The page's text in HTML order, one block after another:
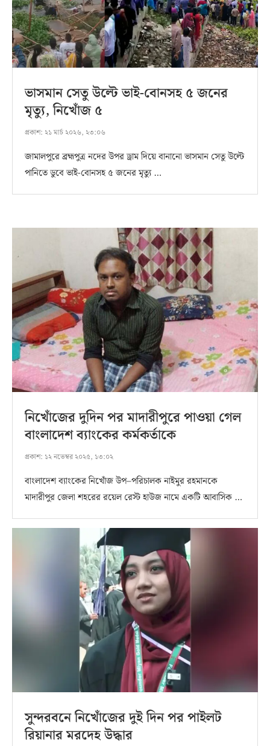
ভাসমান সেতু উল্টে ভাই-বোনসহ ৫ জনের
মৃত্যু, নিখোঁজ ৫
প্রকাশ: ২১ মার্চ ২০২৬, ২৩:০৬
জামালপুরে ব্রহ্মপুত্র নদের উপর ড্রাম দিয়ে বানানো ভাসমান সেতু উল্টে
পানিতে ডুবে ভাই-বোনসহ ৫ জনের মৃত্যু …
নিখোঁজের দুদিন পর মাদারীপুরে পাওয়া গেল
বাংলাদেশ ব্যাংকের কর্মকর্তাকে
প্রকাশ: ১২ নভেম্বর ২০২৫, ১৩:০২
বাংলাদেশ ব্যাংকের নিখোঁজ উপ–পরিচালক নাইমুর রহমানকে
মাদারীপুর জেলা শহরের রয়েল রেস্ট হাউজ নামে একটি আবাসিক …
সুন্দরবনে নিখোঁজের দুই দিন পর পাইলট
রিয়ানার মরদেহ উদ্ধার